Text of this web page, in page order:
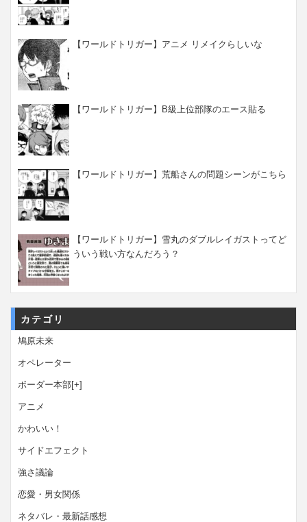
【ワールドトリガー】アニメ リメイクらしいな
【ワールドトリガー】B級上位部隊のエース貼る
【ワールドトリガー】荒船さんの問題シーンがこちら
【ワールドトリガー】雪丸のダブルレイガストってど
ういう戦い方なんだろう？
カテゴリ
鳩原未来
オペレーター
ボーダー本部[+]
アニメ
かわいい！
サイドエフェクト
強さ議論
恋愛・男女関係
ネタバレ・最新話感想